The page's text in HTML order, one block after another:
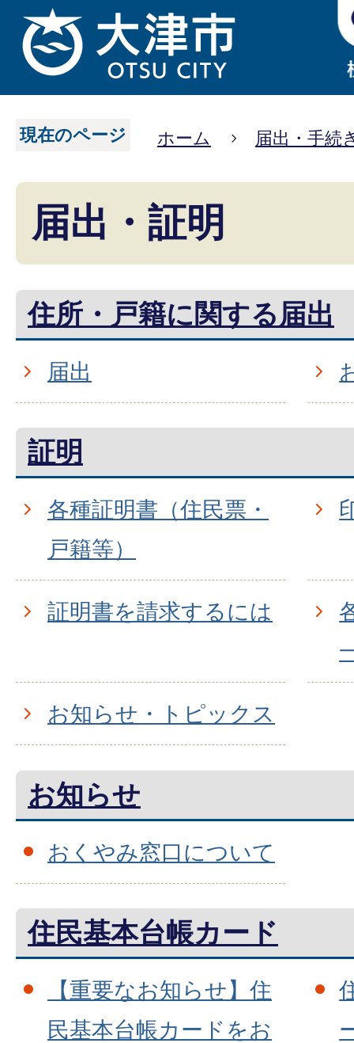
現在のページ ホーム 届出・手続
届出・証明
住所・戸籍に関する届出
届出
証明
各種証明書（住民票・
戸籍等）
証明書を請求するには
お知らせ・トピックス
お知らせ
おくやみ窓口について
住民基本台帳カード
【重要なお知らせ】住
民基本台帳カードをお